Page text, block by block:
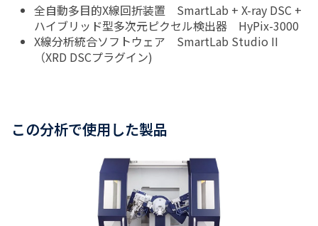
全自動多目的X線回折装置 SmartLab + X-ray DSC +
ハイブリッド型多次元ピクセル検出器 HyPix-3000
X線分析統合ソフトウェア SmartLab Studio II
（XRD DSCプラグイン)
この分析で使用した製品